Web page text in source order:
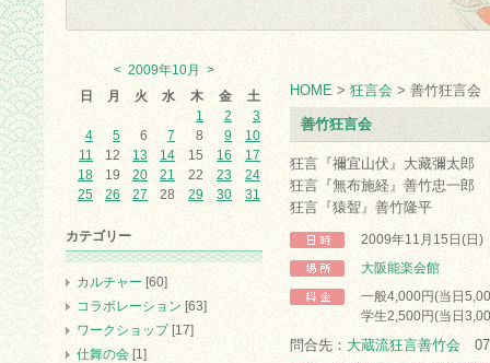
HOME > 狂言会 > 善竹狂言会
善竹狂言会
狂言『禰宜山伏』大藏彌太郎
狂言『無布施経』善竹忠一郎
狂言『猿聟』善竹隆平
2009年11月15日(日
大阪能楽会館
一般4,000円(当日
学生2,500円(当日
問合先： 大蔵流狂言善竹会
< 2009年10月
>
日
月 火 水 木 金
土
1
2
3
4
5 6 7 8 9
10
11
12 13 14 15 16
17
18
19 20 21 22 23
24
25
26 27 28 29 30 31
カテゴリー
カルチャー [60]
コラボレーション [63]
ワークショップ[17]
仕舞の会 [1]